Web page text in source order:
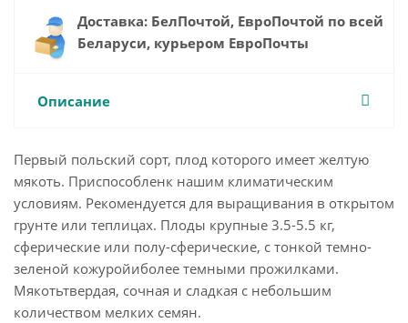
Доставка: БелПочтой, ЕвроПочтой по всей
Беларуси, курьером ЕвроПочты
Описание
Первый польский сорт, плод которого имеет желтую
мякоть. Приспособленк нашим климатическим
условиям. Рекомендуется для выращивания в открытом
грунте или теплицах. Плоды крупные 3.5-5.5 кг,
сферические или полу-сферические, с тонкой темно-
зеленой кожуройиболее темными прожилками.
Мякотьтвердая, сочная и сладкая с небольшим
количеством мелких семян.